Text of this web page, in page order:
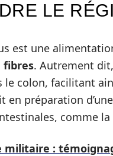
LE
est une
fibres. Autrement
le colon, facilitant
en préparation
comme
militaire :